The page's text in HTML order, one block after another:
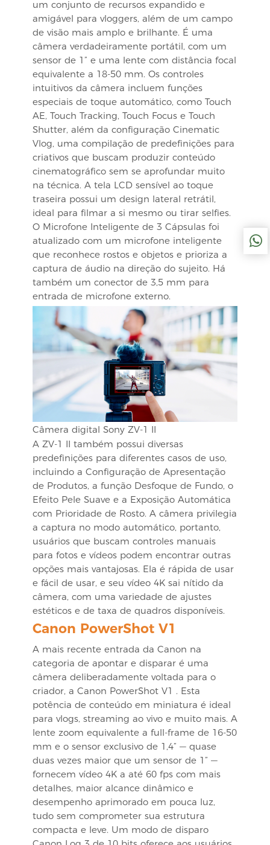
um conjunto de recursos expandido e
amigável para vloggers, além de um campo
de visão mais amplo e brilhante. É uma
câmera verdadeiramente portátil, com um
sensor de 1” e uma lente com distância focal
equivalente a 18-50 mm. Os controles
intuitivos da câmera incluem funções
especiais de toque automático, como Touch
AE, Touch Tracking, Touch Focus e Touch
Shutter, além da configuração Cinematic
Vlog, uma compilação de predefinições para
criativos que buscam produzir conteúdo
cinematográfico sem se aprofundar muito
na técnica. A tela LCD sensível ao toque
traseira possui um design lateral retrátil,
ideal para filmar a si mesmo ou tirar selfies.
O Microfone Inteligente de 3 Cápsulas foi
atualizado com um microfone inteligente
que reconhece rostos e objetos e prioriza a
captura de áudio na direção do sujeito. Há
também um conector de 3,5 mm para
entrada de microfone externo.
Câmera digital Sony ZV-1 II
A ZV-1 II também possui diversas
predefinições para diferentes casos de uso,
incluindo a Configuração de Apresentação
de Produtos, a função Desfoque de Fundo, o
Efeito Pele Suave e a Exposição Automática
com Prioridade de Rosto. A câmera privilegia
a captura no modo automático, portanto,
usuários que buscam controles manuais
para fotos e vídeos podem encontrar outras
opções mais vantajosas. Ela é rápida de usar
e fácil de usar, e seu vídeo 4K sai nítido da
câmera, com uma variedade de ajustes
estéticos e de taxa de quadros disponíveis.
Canon PowerShot V1
A mais recente entrada da Canon na
categoria de apontar e disparar é uma
câmera deliberadamente voltada para o
criador, a Canon PowerShot V1 . Esta
potência de conteúdo em miniatura é ideal
para vlogs, streaming ao vivo e muito mais. A
lente zoom equivalente a full-frame de 16-50
mm e o sensor exclusivo de 1,4” — quase
duas vezes maior que um sensor de 1” —
fornecem vídeo 4K a até 60 fps com mais
detalhes, maior alcance dinâmico e
desempenho aprimorado em pouca luz,
tudo sem comprometer sua estrutura
compacta e leve. Um modo de disparo